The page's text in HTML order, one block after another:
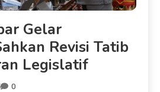
Gelar
Revisi Tatib
Legislatif
0